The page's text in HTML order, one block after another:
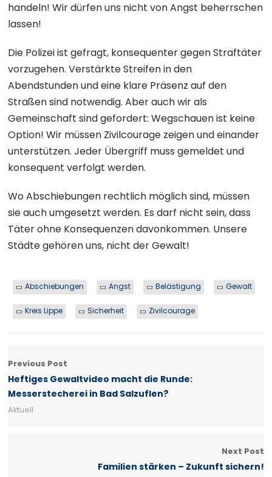
handeln! Wir dürfen uns nicht von Angst beherrschen
lassen!
Die Polizei ist gefragt, konsequenter gegen Straftäter
vorzugehen. Verstärkte Streifen in den
Abendstunden und eine klare Präsenz auf den
Straßen sind notwendig. Aber auch wir als
Gemeinschaft sind gefordert: Wegschauen ist keine
Option! Wir müssen Zivilcourage zeigen und einander
unterstützen. Jeder Übergriff muss gemeldet und
konsequent verfolgt werden.
Wo Abschiebungen rechtlich möglich sind, müssen
sie auch umgesetzt werden. Es darf nicht sein, dass
Täter ohne Konsequenzen davonkommen. Unsere
Städte gehören uns, nicht der Gewalt!
Abschiebungen Angst Belästigung Gewalt
Kreis Lippe Sicherheit Zivilcourage
Previous Post
Heftiges Gewaltvideo macht die Runde:
Messerstecherei in Bad Salzuflen?
Aktuell
Next Post
Familien stärken – Zukunft sichern!